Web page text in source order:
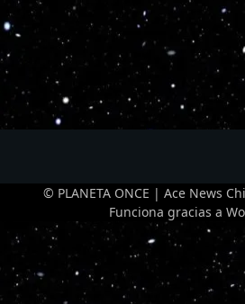
© PLANETA ONCE | Ace News
Funciona gracias a